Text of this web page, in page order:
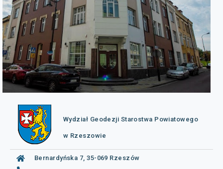
Wydział Geodezji Starostwa Powiatowego
w Rzeszowie
Bernardyńska 7, 35-069 Rzeszów